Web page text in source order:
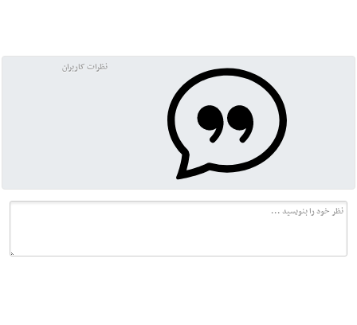
نظرات کاربران